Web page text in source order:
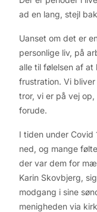
ad en lang, stejl
Uanset om det er
personlige liv, på
alle til følelsen af
frustration. Vi
tror, vi er på vej
forude.
I tiden under Covid
ned, og mange
der var dem for
Karin Skovbjerg,
modgang i sine
menigheden via